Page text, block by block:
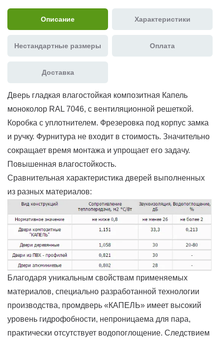
Описание Характеристики
Нестандартные размеры Оплата
Доставка
Дверь гладкая влагостойкая композитная Капель
моноколор RAL 7046, с вентиляционной решеткой.
Коробка с уплотнителем. Фрезеровка под корпус замка
и ручку. Фурнитура не входит в стоимость. Значительно
сокращает время монтажа и упрощает его задачу.
Повышенная влагостойкость.
Сравнительная характеристика дверей выполненных
из разных материалов:
Благодаря уникальным свойствам применяемых
материалов, специально разработанной технологии
производства, промдверь «КАПЕЛЬ» имеет высокий
уровень гидрофобности, непроницаема для пара,
практически отсутствует водопоглощение. Следствием